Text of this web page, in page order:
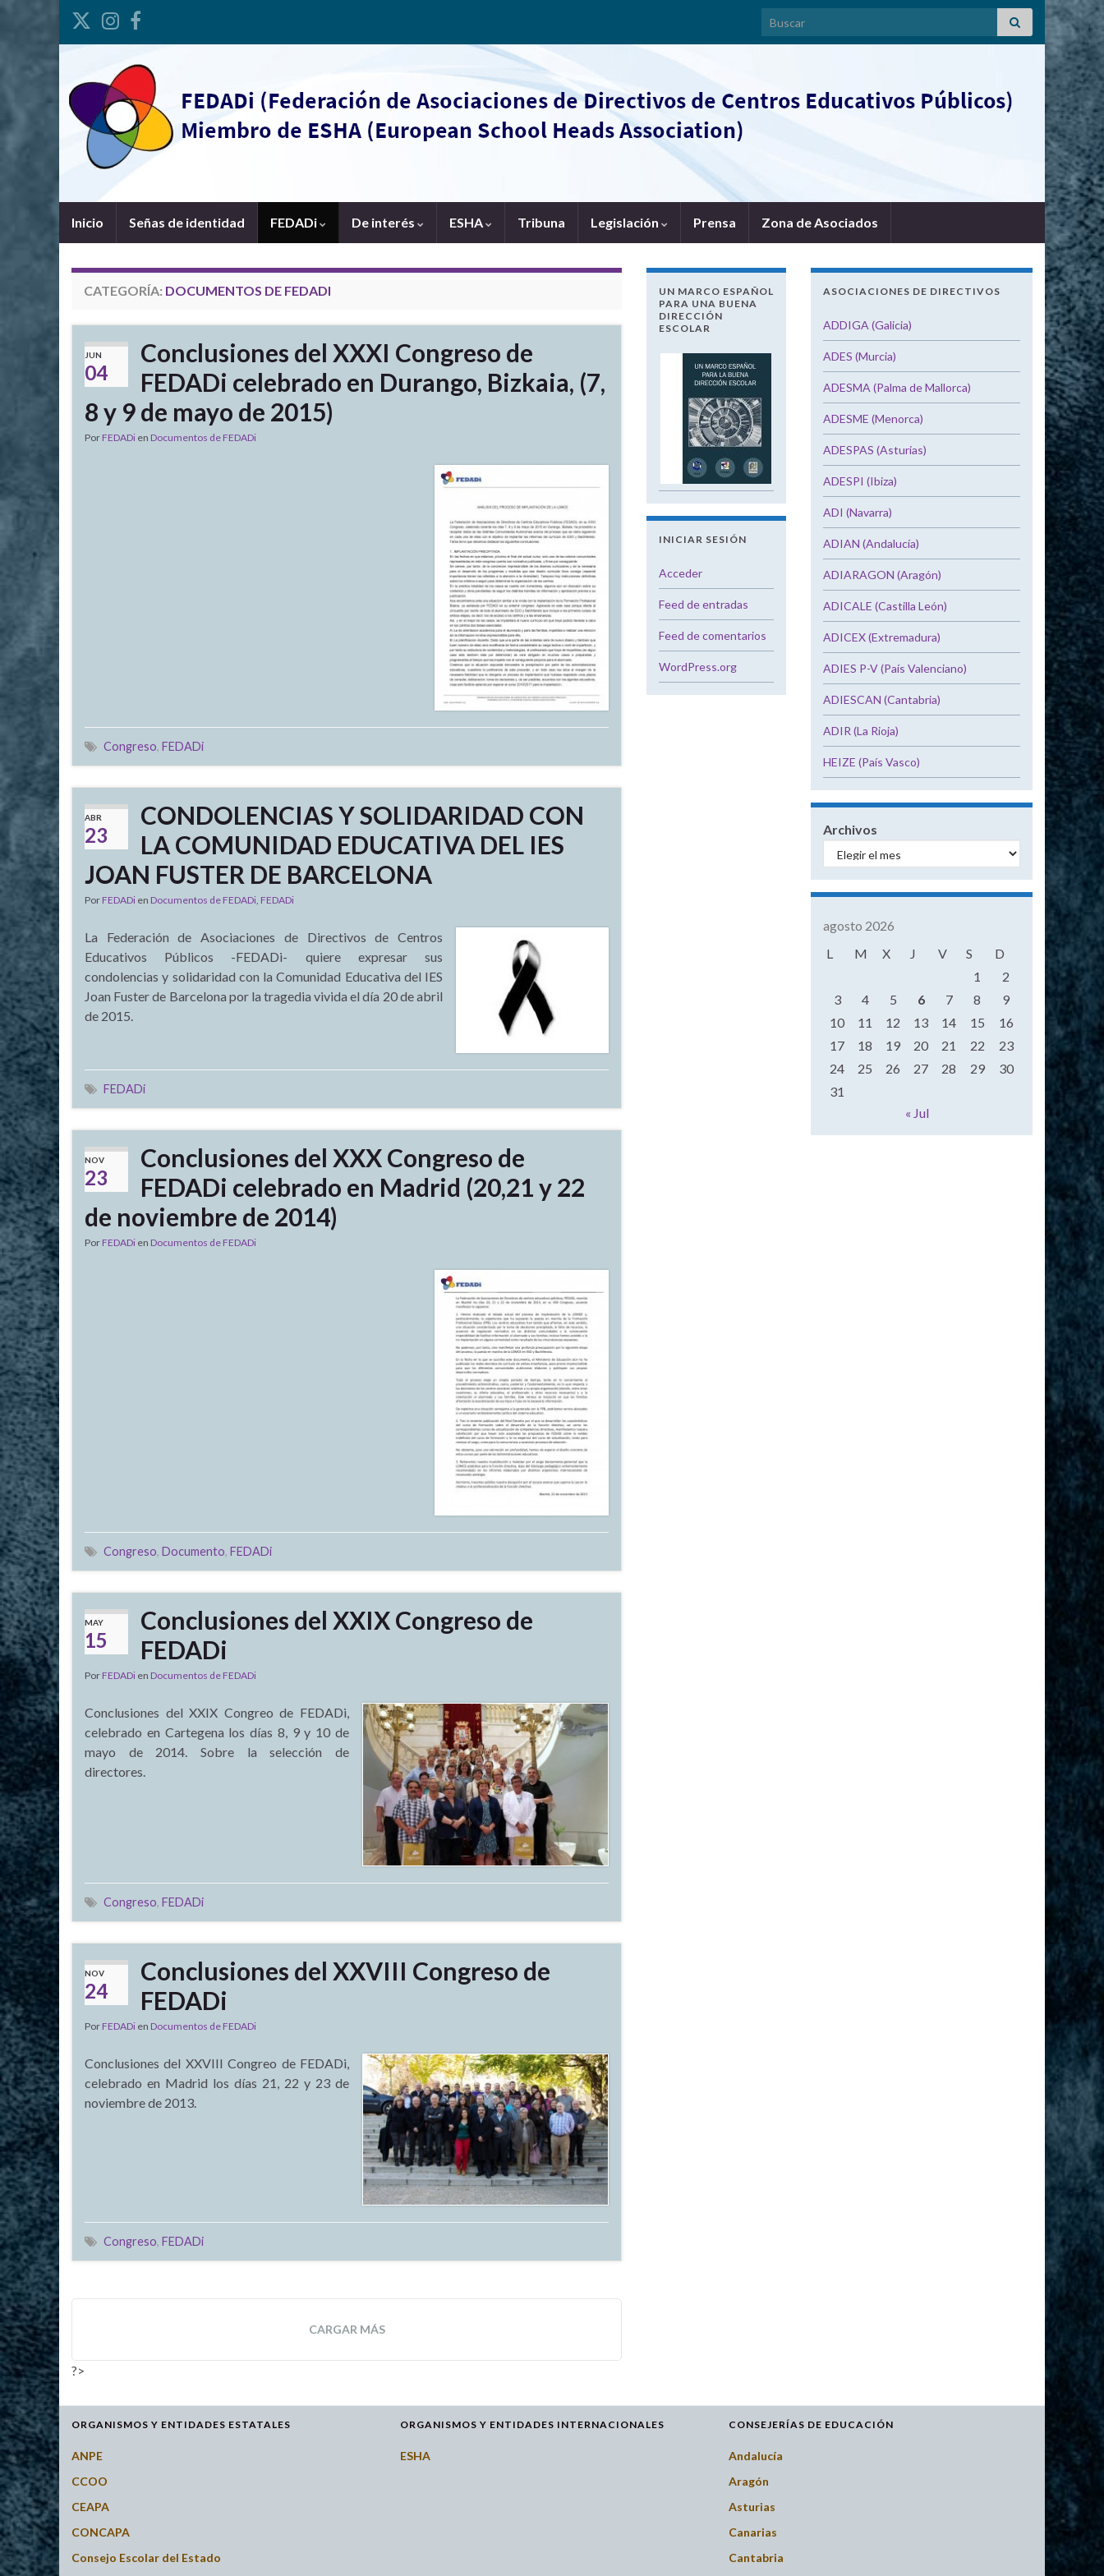
Search for:
Inicio Señas de identidad FEDADi De interés ESHA Tribuna Legislación Prensa Zona de Asociados
CATEGORÍA: DOCUMENTOS DE FEDADI
JUN
04
Conclusiones del XXXI Congreso de
FEDADi celebrado en Durango, Bizkaia, (7,
8 y 9 de mayo de 2015)
Por FEDADi en Documentos de FEDADi
Congreso, FEDADi
ABR
23
CONDOLENCIAS Y SOLIDARIDAD CON
LA COMUNIDAD EDUCATIVA DEL IES
JOAN FUSTER DE BARCELONA
Por FEDADi en Documentos de FEDADi, FEDADi
La Federación de Asociaciones de Directivos de Centros
Educativos Públicos -FEDADi- quiere expresar sus
condolencias y solidaridad con la Comunidad Educativa del IES
Joan Fuster de Barcelona por la tragedia vivida el día 20 de abril
de 2015.
FEDADi
NOV
23
Conclusiones del XXX Congreso de
FEDADi celebrado en Madrid (20,21 y 22
de noviembre de 2014)
Por FEDADi en Documentos de FEDADi
Congreso, Documento, FEDADi
MAY
15
Conclusiones del XXIX Congreso de
FEDADi
Por FEDADi en Documentos de FEDADi
Conclusiones del XXIX Congreo de FEDADi,
celebrado en Cartegena los días 8, 9 y 10 de
mayo de 2014. Sobre la selección de
directores.
Congreso, FEDADi
NOV
24
Conclusiones del XXVIII Congreso de
FEDADi
Por FEDADi en Documentos de FEDADi
Conclusiones del XXVIII Congreo de FEDADi,
celebrado en Madrid los días 21, 22 y 23 de
noviembre de 2013.
Congreso, FEDADi
CARGAR MÁS
?>
UN MARCO ESPAÑOL
PARA UNA BUENA
DIRECCIÓN
ESCOLAR
INICIAR SESIÓN
Acceder
Feed de entradas
Feed de comentarios
WordPress.org
ASOCIACIONES DE DIRECTIVOS
ADDIGA (Galicia)
ADES (Murcia)
ADESMA (Palma de Mallorca)
ADESME (Menorca)
ADESPAS (Asturias)
ADESPI (Ibiza)
ADI (Navarra)
ADIAN (Andalucía)
ADIARAGON (Aragón)
ADICALE (Castilla León)
ADICEX (Extremadura)
ADIES P-V (País Valenciano)
ADIESCAN (Cantabria)
ADIR (La Rioja)
HEIZE (País Vasco)
Archivos
agosto 2026
L
M X J V S
D
1
2
3
4 5 6 7 8
9
10
11 12 13 14 15
16
17
18 19 20 21 22
23
24
25 26 27 28 29
30
31
« Jul
ORGANISMOS Y ENTIDADES ESTATALES
ANPE
CCOO
CEAPA
CONCAPA
Consejo Escolar del Estado
ORGANISMOS Y ENTIDADES INTERNACIONALES
ESHA
CONSEJERÍAS DE EDUCACIÓN
Andalucía
Aragón
Asturias
Canarias
Cantabria